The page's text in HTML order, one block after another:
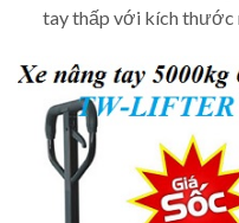
tay thấp với kích thước